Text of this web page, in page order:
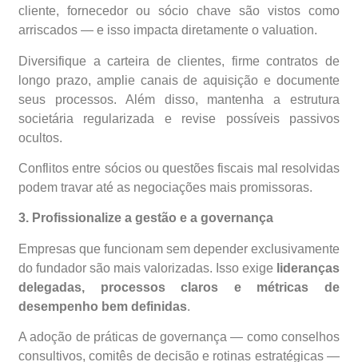
cliente, fornecedor ou sócio chave são vistos como
arriscados — e isso impacta diretamente o valuation.
Diversifique a carteira de clientes, firme contratos de
longo prazo, amplie canais de aquisição e documente
seus processos. Além disso, mantenha a estrutura
societária regularizada e revise possíveis passivos
ocultos.
Conflitos entre sócios ou questões fiscais mal resolvidas
podem travar até as negociações mais promissoras.
3. Profissionalize a gestão e a governança
Empresas que funcionam sem depender exclusivamente
do fundador são mais valorizadas. Isso exige lideranças
delegadas, processos claros e métricas de
desempenho bem definidas.
A adoção de práticas de governança — como conselhos
consultivos, comitês de decisão e rotinas estratégicas —